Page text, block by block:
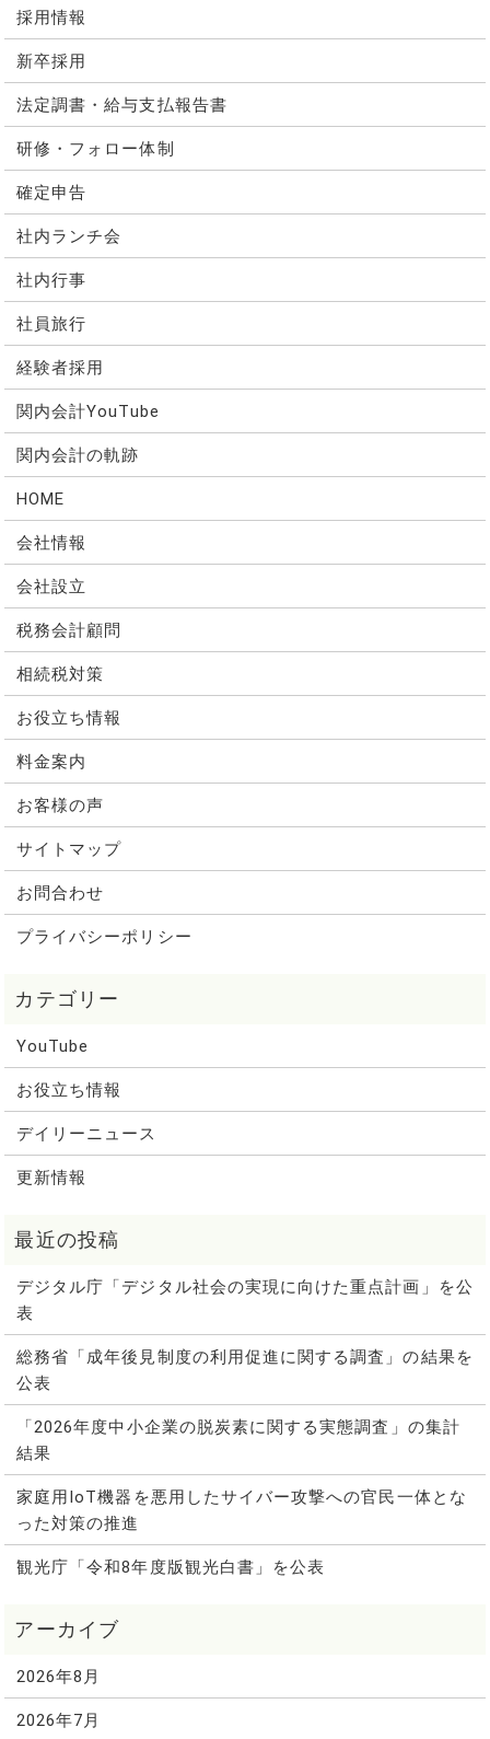
採用情報
新卒採用
法定調書・給与支払報告書
研修・フォロー体制
確定申告
社内ランチ会
社内行事
社員旅行
経験者採用
関内会計YouTube
関内会計の軌跡
HOME
会社情報
会社設立
税務会計顧問
相続税対策
お役立ち情報
料金案内
お客様の声
サイトマップ
お問合わせ
プライバシーポリシー
YouTube
お役立ち情報
デイリーニュース
更新情報
デジタル庁「デジタル社会の実現に向けた重点計画」を公
表
総務省「成年後見制度の利用促進に関する調査」の結果を
公表
「2026年度中小企業の脱炭素に関する実態調査」の集計
結果
家庭用IoT機器を悪用したサイバー攻撃への官民一体とな
った対策の推進
観光庁「令和8年度版観光白書」を公表
2026年8月
2026年7月